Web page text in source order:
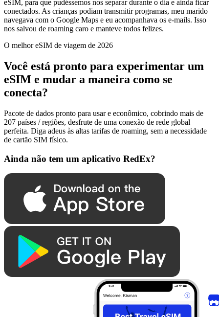
eSIM, para que pudéssemos nos separar durante o dia e ainda ficar
conectados. As crianças podiam transmitir programas, meu marido
navegava com o Google Maps e eu acompanhava os e-mails. Isso
nos salvou de roaming caro e manteve todos felizes.
O melhor eSIM de viagem de 2026
Você está pronto para experimentar um
eSIM e mudar a maneira como se
conecta?
Pacote de dados pronto para usar e econômico, cobrindo mais de
207 países / regiões, desfrute de uma conexão de rede global
perfeita. Diga adeus às altas tarifas de roaming, sem a necessidade
de cartão SIM físico.
Ainda não tem um aplicativo RedEx?